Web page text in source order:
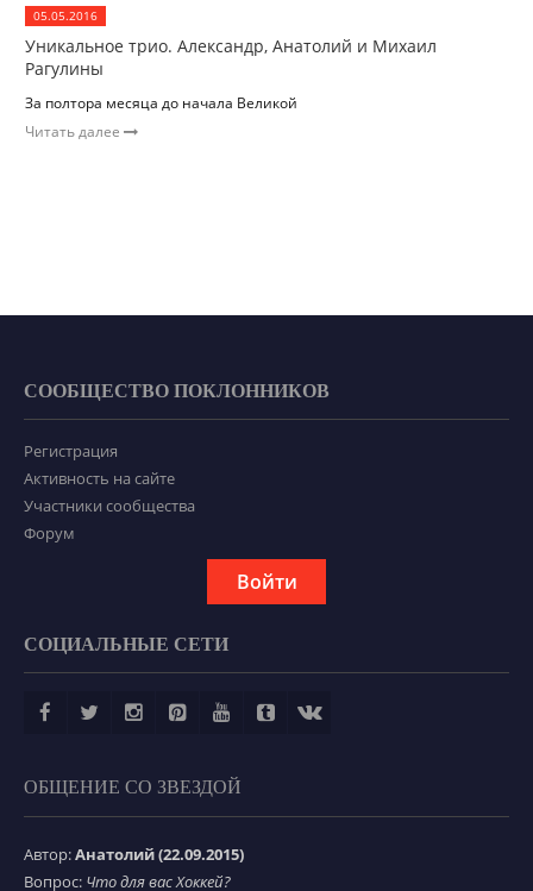
05.05.2016
Уникальное трио. Александр, Анатолий и Михаил
Рагулины
За полтора месяца до начала Великой
Читать далее
СООБЩЕСТВО ПОКЛОННИКОВ
Регистрация
Активность на сайте
Участники сообщества
Форум
Войти
СОЦИАЛЬНЫЕ СЕТИ
ОБЩЕНИЕ СО ЗВЕЗДОЙ
Автор:Анатолий (22.09.2015)
Вопрос: Что для вас Хоккей?